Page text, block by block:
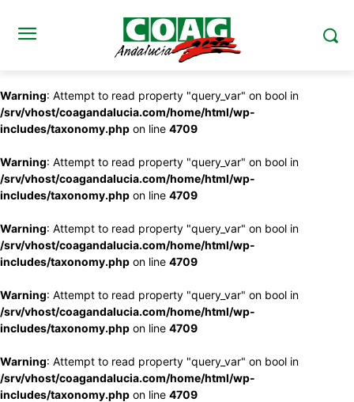
Warning: Attempt to read property "query_var" on bool in
/srv/vhost/coagandalucia.com/home/html/wp-
includes/taxonomy.php on line 4709
Warning: Attempt to read property "query_var" on bool in
/srv/vhost/coagandalucia.com/home/html/wp-
includes/taxonomy.php on line 4709
Warning: Attempt to read property "query_var" on bool in
/srv/vhost/coagandalucia.com/home/html/wp-
includes/taxonomy.php on line 4709
Warning: Attempt to read property "query_var" on bool in
/srv/vhost/coagandalucia.com/home/html/wp-
includes/taxonomy.php on line 4709
Warning: Attempt to read property "query_var" on bool in
/srv/vhost/coagandalucia.com/home/html/wp-
includes/taxonomy.php on line 4709